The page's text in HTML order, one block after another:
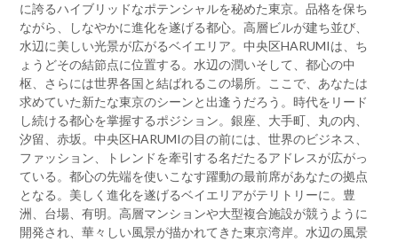
に誇るハイブリッドなポテンシャルを秘めた東京。品格を保ち
ながら、しなやかに進化を遂げる都心。高層ビルが建ち並び、
水辺に美しい光景が広がるベイエリア。中央区HARUMIは、ち
ょうどその結節点に位置する。水辺の潤いそして、都心の中
枢、さらには世界各国と結ばれるこの場所。ここで、あなたは
求めていた新たな東京のシーンと出逢うだろう。時代をリード
し続ける都心を掌握するポジション。銀座、大手町、丸の内、
汐留、赤坂。中央区HARUMIの目の前には、世界のビジネス、
ファッション、トレンドを牽引する名だたるアドレスが広がっ
ている。都心の先端を使いこなす躍動の最前席があなたの拠点
となる。美しく進化を遂げるベイエリアがテリトリーに。豊
洲、台場、有明。高層マンションや大型複合施設が競うように
開発され、華々しい風景が描かれてきた東京湾岸。水辺の風景